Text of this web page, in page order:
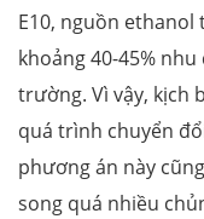
E10, nguồn
khoảng 40-45%
trường. Vì vậy, kịch
quá trình chuyển
phương án này
song quá nhiều